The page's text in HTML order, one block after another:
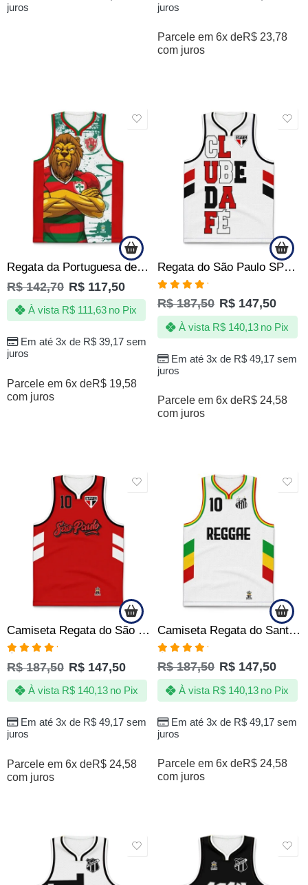
juros
juros
Parcele em 6x deR$ 23,78
com juros
Regata da Portuguesa de Quebrada Leão Rei Produto Oficial
R$142,70 R$ 117,50
Em até 3x de R$39,17sem
juros
À vista R$111,63 no Pix
Parcele em 6x deR$ 19,58
com juros
Regata do São Paulo SPFC Clube da Fé Quebrada Jotaz Oficial
Avaliação
5.00de 5
R$187,50 R$ 147,50
Em até 3x de R$49,17sem
juros
À vista R$140,13 no Pix
Parcele em 6x deR$ 24,58
com juros
Camiseta Regata do São Paulo SPFC Quebrada Jotaz Oficial
Avaliação
5.00de 5
R$187,50 R$ 147,50
Em até 3x de R$49,17sem
juros
À vista R$140,13 no Pix
Parcele em 6x deR$ 24,58
com juros
Camiseta Regata do Santos Reggae Jotaz – Produto Oficial
Avaliação
5.00de 5
R$187,50 R$ 147,50
Em até 3x de R$49,17sem
juros
À vista R$140,13 no Pix
Parcele em 6x deR$ 24,58
com juros